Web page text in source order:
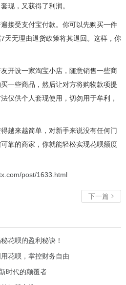
现，又获得了利润。
接受支付宝付款。你可以先购买一件
天无理由退货政策将其退回。这样，你
开设一家淘宝小店，随意销售一些商
一些商品，然后让对方将购物款项提
仅供个人套现使用，切勿用于牟利，
越来越简单，对新手来说没有任何门
靠的商家，你就能轻松实现花呗额度
post/1633.html
下一篇 
花呗的盈利秘诀！
花呗，掌控财务自由
时代的颠覆者